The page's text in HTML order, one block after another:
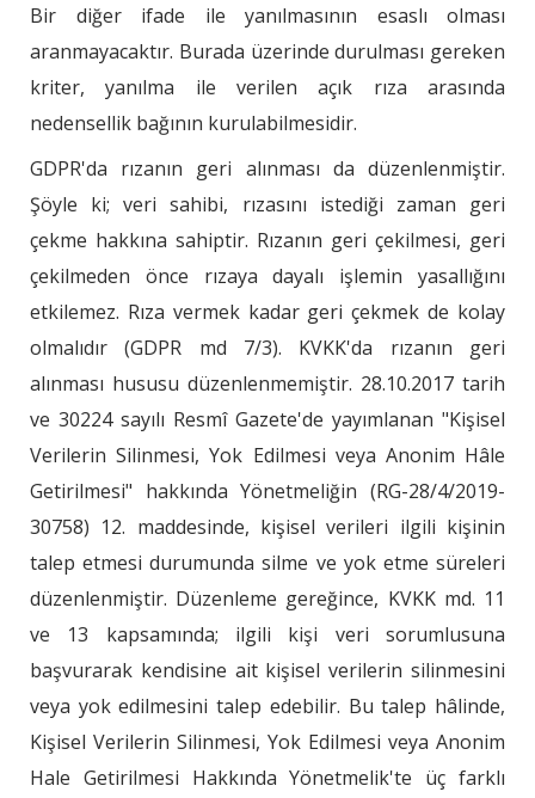
Bir diğer ifade ile yanılmasının esaslı olması
aranmayacaktır. Burada üzerinde durulması gereken
kriter, yanılma ile verilen açık rıza arasında
nedensellik bağının kurulabilmesidir.
GDPR'da rızanın geri alınması da düzenlenmiştir.
Şöyle ki; veri sahibi, rızasını istediği zaman geri
çekme hakkına sahiptir. Rızanın geri çekilmesi, geri
çekilmeden önce rızaya dayalı işlemin yasallığını
etkilemez. Rıza vermek kadar geri çekmek de kolay
olmalıdır (GDPR md 7/3). KVKK'da rızanın geri
alınması hususu düzenlenmemiştir. 28.10.2017 tarih
ve 30224 sayılı Resmî Gazete'de yayımlanan "Kişisel
Verilerin Silinmesi, Yok Edilmesi veya Anonim Hâle
Getirilmesi" hakkında Yönetmeliğin (RG-28/4/2019-
30758) 12. maddesinde, kişisel verileri ilgili kişinin
talep etmesi durumunda silme ve yok etme süreleri
düzenlenmiştir. Düzenleme gereğince, KVKK md. 11
ve 13 kapsamında; ilgili kişi veri sorumlusuna
başvurarak kendisine ait kişisel verilerin silinmesini
veya yok edilmesini talep edebilir. Bu talep hâlinde,
Kişisel Verilerin Silinmesi, Yok Edilmesi veya Anonim
Hale Getirilmesi Hakkında Yönetmelik'te üç farklı